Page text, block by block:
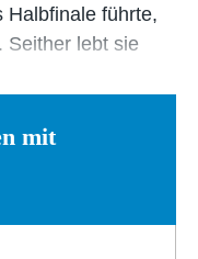
Halbfinale führte,
Seither lebt sie
mit